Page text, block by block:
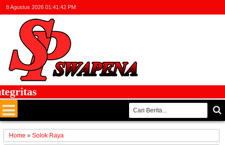
8 Agustus 2026 01:41:43 PM
Home » Solok Raya